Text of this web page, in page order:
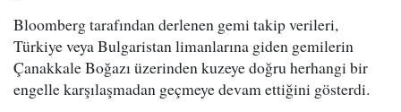
Bloomberg tarafından derlenen gemi takip verileri,
Türkiye veya Bulgaristan limanlarına giden gemilerin
Çanakkale Boğazı üzerinden kuzeye doğru herhangi bir
engelle karşılaşmadan geçmeye devam ettiğini gösterdi.